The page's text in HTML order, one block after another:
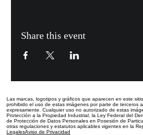
Share this event
Las marcas, logotipos y gráficos que aparecen en este
prohibido el uso de estas imágenes por parte de terceros
expresamente. Cualquier uso no autorizado de estas
Protección a la Propiedad Industrial, la Ley Federal del
de Protección de Datos Personales en Posesión de
otras regulaciones y estatutos aplicables vigentes en la
LegalesAviso de Privacidad